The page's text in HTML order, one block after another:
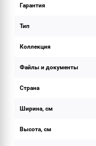
Гарантия
Тип
Коллекция
Файлы и документы
Страна
Ширина, см
Высота, см